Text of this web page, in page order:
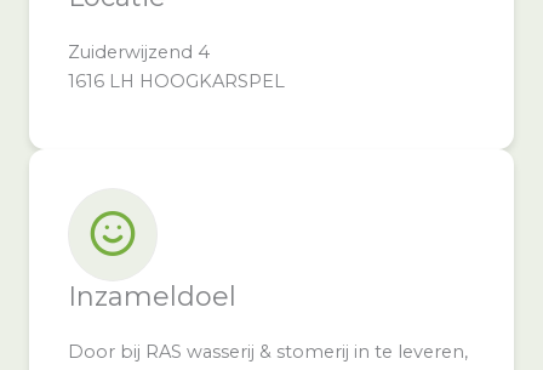
Zuiderwijzend 4
1616 LH HOOGKARSPEL
Inzameldoel
Door bij RAS wasserij & stomerij in te leveren,